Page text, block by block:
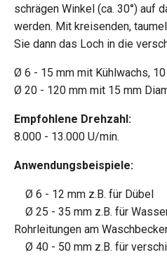
schrägen Winkel (ca. 30°) auf
werden. Mit kreisenden,
Sie dann das Loch in die
Ø 6 - 15 mm mit Kühlwachs,
Ø 20 - 120 mm mit 15 mm
Empfohlene Drehzahl:
8.000 - 13.000 U/min.
Anwendungsbeispiele:
Ø 6 - 12 mm z.B. für Dübel
Ø 25 - 35 mm z.B. für
Rohrleitungen am
Ø 40 - 50 mm z.B. für